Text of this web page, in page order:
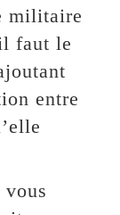
militaire
faut le
entre
vous